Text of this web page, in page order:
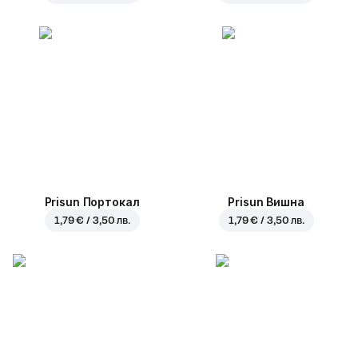
Prisun Портокал
1,79 € / 3,50 лв.
Prisun Вишна
1,79 € / 3,50 лв.